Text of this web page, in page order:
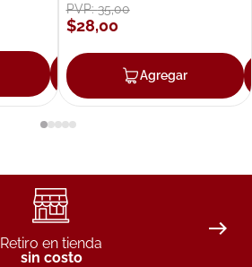
Agregar
PVP:35,00
$28,00
Agregar
Retiro en tienda
sin costo